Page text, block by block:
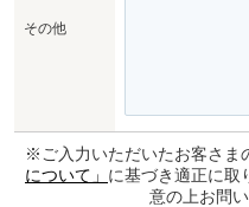
その他
※ご入力いただいたお客さま
について」 に基づき適正に取
意の上お問